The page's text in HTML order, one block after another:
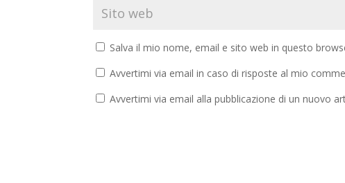
Salva il mio nome, email e sito web in questo
Avvertimi via email in caso di risposte al mio
Avvertimi via email alla pubblicazione di un nuovo